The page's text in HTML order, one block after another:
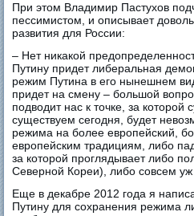
При этом Владимир Пастухов
пессимистом, и описывает
развития для России:
– Нет никакой
Путину придет либеральная
режим Путина в его нынешнем
придет на смену – большой
подводит нас к точке, за которой
существуем сегодня, будет
режима на более европейский,
европейским традициям, либо
за которой проглядывает либо
Северной Кореи), либо совсем
Еще в декабре 2012 года я
Путину для сохранения режима